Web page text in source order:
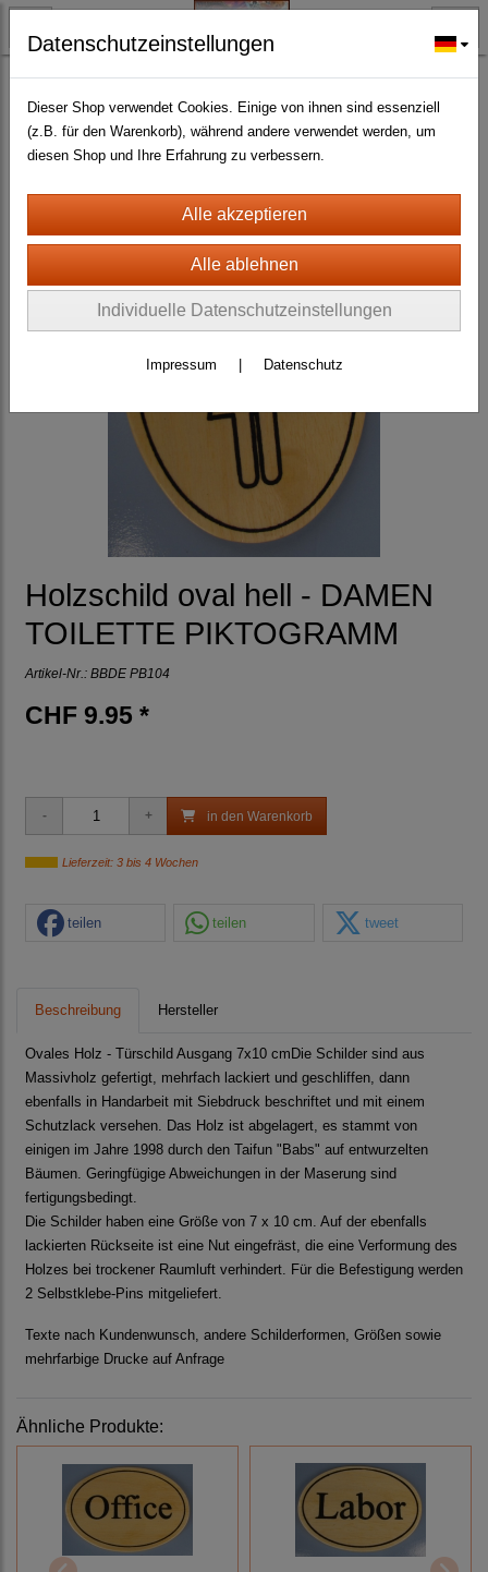
BLECH- + HOLZSCHILDER-MAGNETE
HOLZSCHILDER ALLER ART UND GRÖSSE(145)
Holzschild oval hell - DAMEN
TOILETTE PIKTOGRAMM
Artikel-Nr.: BBDE PB104
CHF 9.95 *
in den Warenkorb
Lieferzeit: 3 bis 4 Wochen
teilen teilen tweet
Beschreibung Hersteller
Ovales Holz - Türschild Ausgang 7x10 cmDie Schilder sind aus
Massivholz gefertigt, mehrfach lackiert und geschliffen, dann
ebenfalls in Handarbeit mit Siebdruck beschriftet und mit einem
Schutzlack versehen. Das Holz ist abgelagert, es stammt von
einigen im Jahre 1998 durch den Taifun "Babs" auf entwurzelten
Bäumen. Geringfügige Abweichungen in der Maserung sind
fertigungsbedingt.
Die Schilder haben eine Größe von 7 x 10 cm. Auf der ebenfalls
lackierten Rückseite ist eine Nut eingefräst, die eine Verformung des
Holzes bei trockener Raumluft verhindert. Für die Befestigung werden
2 Selbstklebe-Pins mitgeliefert.
Texte nach Kundenwunsch, andere Schilderformen, Größen sowie
mehrfarbige Drucke auf Anfrage
Ähnliche Produkte:
Datenschutzeinstellungen
Dieser Shop verwendet Cookies. Einige von ihnen sind essenziell
(z.B. für den Warenkorb), während andere verwendet werden, um
diesen Shop und Ihre Erfahrung zu verbessern.
Individuelle Datenschutzeinstellungen
Impressum Datenschutz